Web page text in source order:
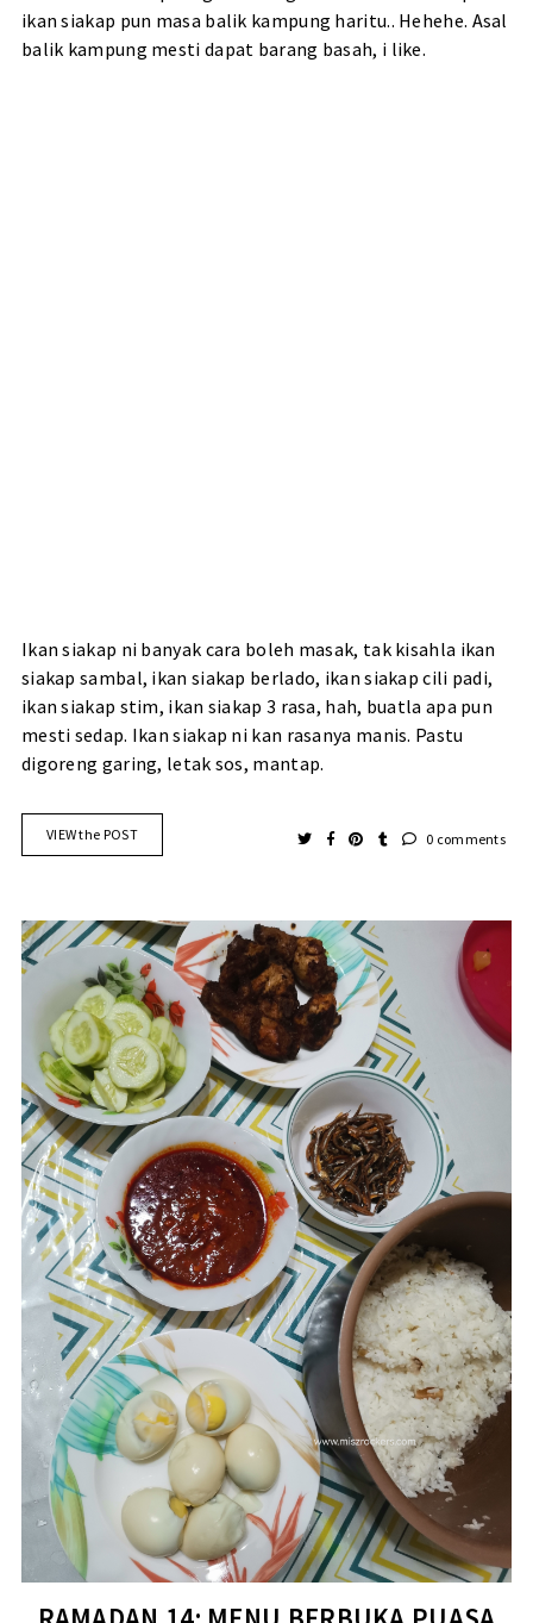
ikan siakap pun masa balik kampung haritu.. Hehehe. Asal
balik kampung mesti dapat barang basah, i like.
Ikan siakap ni banyak cara boleh masak, tak kisahla ikan
siakap sambal, ikan siakap berlado, ikan siakap cili padi,
ikan siakap stim, ikan siakap 3 rasa, hah, buatla apa pun
mesti sedap. Ikan siakap ni kan rasanya manis. Pastu
digoreng garing, letak sos, mantap.
VIEW the POST 0 comments